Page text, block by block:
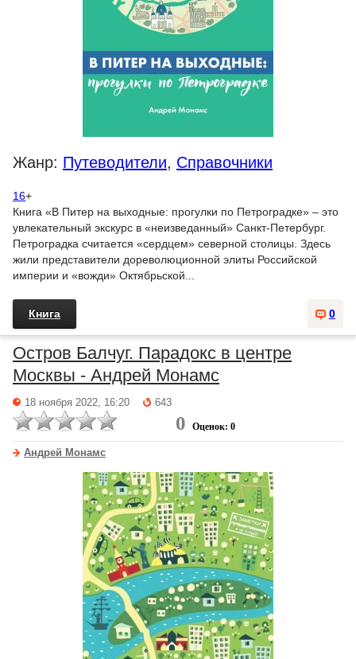
Жанр: Путеводители, Справочники
16+
Книга «В Питер на выходные: прогулки по Петроградке» – это
увлекательный экскурс в «неизведанный» Санкт-Петербург.
Петроградка считается «сердцем» северной столицы. Здесь
жили представители дореволюционной элиты Российской
империи и «вожди» Октябрьской...
0
Книга
Остров Балчуг. Парадокс в центре
Москвы - Андрей Монамс
18 ноября 2022, 16:20 643
0 Оценок: 0
Андрей Монамс